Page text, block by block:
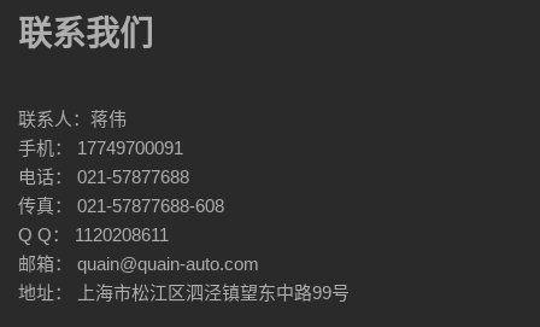
联系我们
联系人：蒋伟
手机： 17749700091
电话： 021-57877688
传真： 021-57877688-608
Q Q： 1120208611
邮箱： quain@quain-auto.com
地址： 上海市松江区泗泾镇望东中路99号